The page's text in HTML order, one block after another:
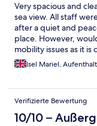
Very spacious and
sea view. All staff
after a quiet and
place. However,
mobility issues as it
hill it's situated in.
from/to the
Isel Mariel,
Verifizierte Bewertung
10/10 –